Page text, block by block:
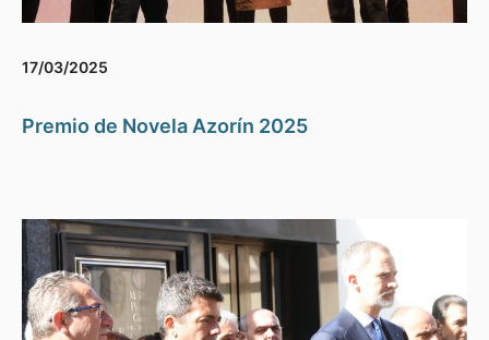
17/03/2025
Premio de Novela Azorín 2025